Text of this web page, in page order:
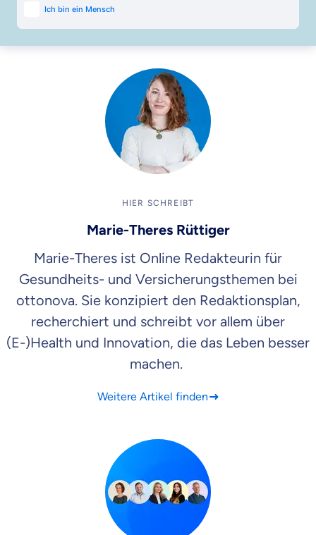
HIER SCHREIBT
Marie-Theres Rüttiger
Marie-Theres ist Online Redakteurin für
Gesundheits- und Versicherungsthemen bei
ottonova. Sie konzipiert den Redaktionsplan,
recherchiert und schreibt vor allem über
(E-)Health und Innovation, die das Leben besser
machen.
Weitere Artikel finden